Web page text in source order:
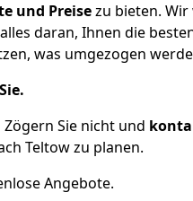
und Preisezu bieten. Wir
daran, Ihnen die
was umgezogen
Zögern Sie nicht und
Teltow zu planen.
Angebote.